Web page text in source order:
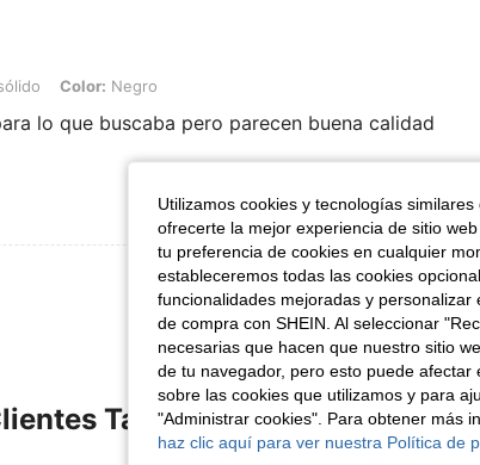
Color: Negro
Color: Negro
lo que buscaba pero parecen buena calidad
Ver Más Reseñas
También Vieron
Utilizamos cookies y tecnologías
ofrecerte la mejor experiencia de sitio
tu preferencia de cookies en cualquier
estableceremos todas las cookies
funcionalidades mejoradas y
de compra con SHEIN. Al seleccionar
necesarias que hacen que nuestro sitio
de tu navegador, pero esto puede
sobre las cookies que utilizamos y para
"Administrar cookies". Para obtener más
haz clic aquí para ver nuestra Política de